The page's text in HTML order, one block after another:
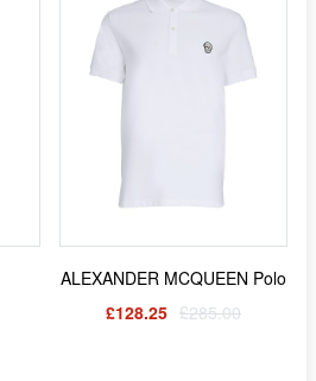
ALEXANDER MCQUEEN Polo
£128.25 £285.00